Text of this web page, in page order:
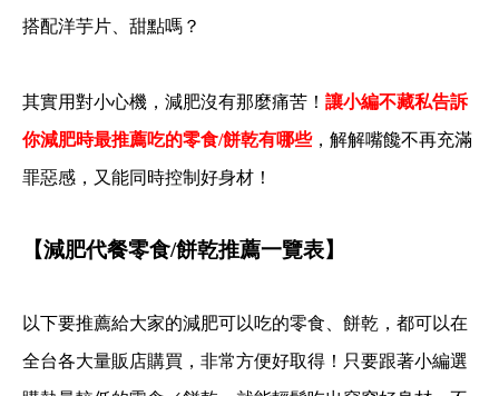
搭配洋芋片、甜點嗎？
其實用對小心機，減肥沒有那麼痛苦！ 讓小編不藏私告訴
你減肥時最推薦吃的零食/餅乾有哪些，解解嘴饞不再充滿
罪惡感，又能同時控制好身材！
【減肥代餐零食/餅乾推薦一覽表】
以下要推薦給大家的減肥可以吃的零食、餅乾，都可以在
全台各大量販店購買，非常方便好取得！只要跟著小編選